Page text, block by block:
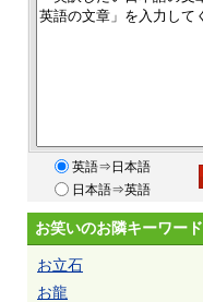
英語⇒日本語
日本語⇒英語
お笑いのお隣キーワード
お立石
お龍